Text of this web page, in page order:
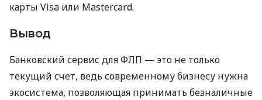
карты Visa или Mastercard.
Вывод
Банковский сервис для ФЛП — это не только
текущий счет, ведь современному бизнесу нужна
экосистема, позволяющая принимать безналичные